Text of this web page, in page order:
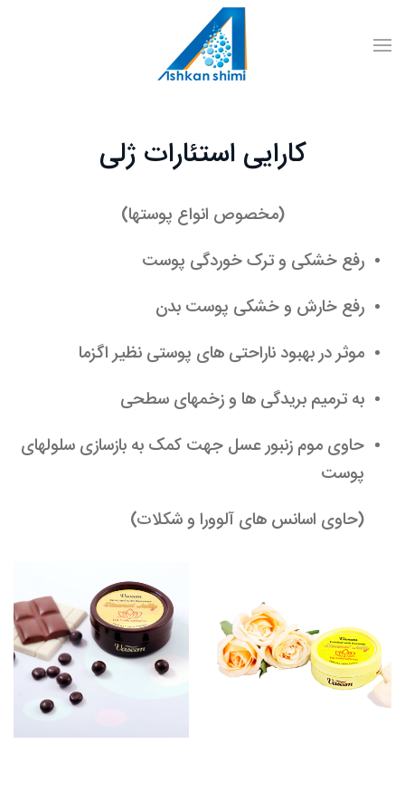
کارایی استئارات ژلی
(مخصوص انواع پوستها)
رفع خشکی و ترک خوردگی پوست
رفع خارش و خشکی پوست بدن
موثر در بهبود ناراحتی های پوستی نظیر اگزما
به ترمیم بریدگی ها و زخمهای سطحی
حاوی موم زنبور عسل جهت کمک به بازسازی سلولهای
پوست
(حاوی اسانس های آلوورا و شکلات)